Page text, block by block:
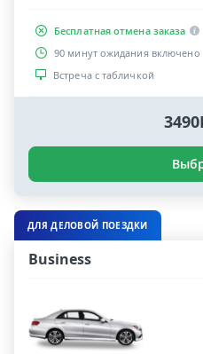
Бесплатная отмена заказа
90 минут ожидания включено
Встреча с табличкой
ДЛЯ ДЕЛОВОЙ ПОЕЗДКИ
Business